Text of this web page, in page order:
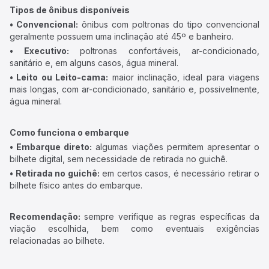
Tipos de ônibus disponíveis
• Convencional: ônibus com poltronas do tipo convencional
geralmente possuem uma inclinação até 45º e banheiro.
• Executivo: poltronas confortáveis, ar-condicionado,
sanitário e, em alguns casos, água mineral.
• Leito ou Leito-cama: maior inclinação, ideal para viagens
mais longas, com ar-condicionado, sanitário e, possivelmente,
água mineral.
Como funciona o embarque
• Embarque direto: algumas viações permitem apresentar o
bilhete digital, sem necessidade de retirada no guichê.
• Retirada no guichê: em certos casos, é necessário retirar o
bilhete físico antes do embarque.
Recomendação: sempre verifique as regras específicas da
viação escolhida, bem como eventuais exigências
relacionadas ao bilhete.